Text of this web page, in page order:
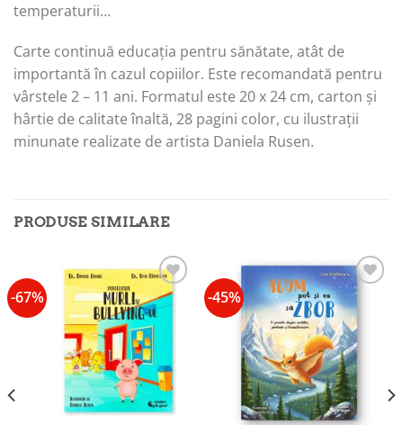
temperaturii…
Carte continuă educația pentru sănătate, atât de
importantă în cazul copiilor. Este recomandată pentru
vârstele 2 – 11 ani. Formatul este 20 x 24 cm, carton și
hârtie de calitate înaltă, 28 pagini color, cu ilustrații
minunate realizate de artista Daniela Rusen.
PRODUSE SIMILARE
-67%
Add to
wishlist
-45%
Add to
wishlist